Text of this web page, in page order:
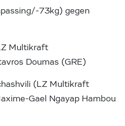
73kg) gegen
Multikraft
Doumas (GRE)
(LZ Multikraft
Gael Ngayap Hambou